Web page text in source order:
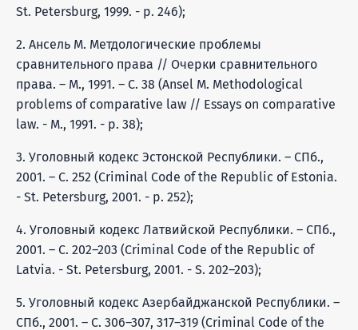
St. Petersburg, 1999. - p. 246);
2. Ансель М. Метдологические проблемы
сравнительного права // Очерки сравнительного
права. – М., 1991. – С. 38 (Ansel M. Methodological
problems of comparative law // Essays on comparative
law. - M., 1991. - p. 38);
3. Уголовный кодекс Эстонской Республики. – СПб.,
2001. – С. 252 (Criminal Code of the Republic of Estonia.
- St. Petersburg, 2001. - p. 252);
4. Уголовный кодекс Латвийской Республики. – СПб.,
2001. – С. 202–203 (Criminal Code of the Republic of
Latvia. - St. Petersburg, 2001. - S. 202–203);
5. Уголовный кодекс Азербайджанской Республики. –
СПб., 2001. – С. 306–307, 317–319 (Criminal Code of the